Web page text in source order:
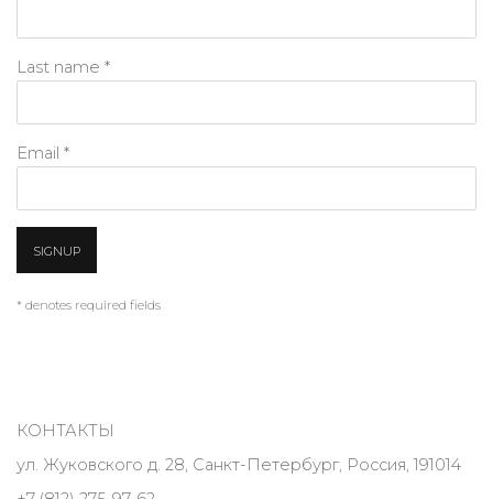
Last name *
Email *
SIGNUP
* denotes required fields
КОНТАКТЫ
ул. Жуковского д. 28, Санкт-Петербург, Россия, 191014